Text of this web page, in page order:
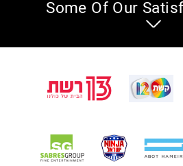
Some Of Our